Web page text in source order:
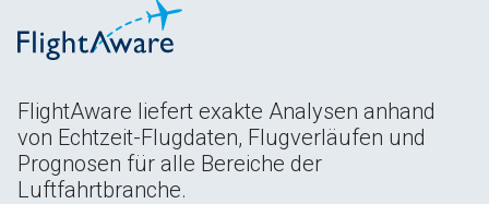
FlightAware liefert exakte Analysen anhand
von Echtzeit-Flugdaten, Flugverläufen und
Prognosen für alle Bereiche der
Luftfahrtbranche.